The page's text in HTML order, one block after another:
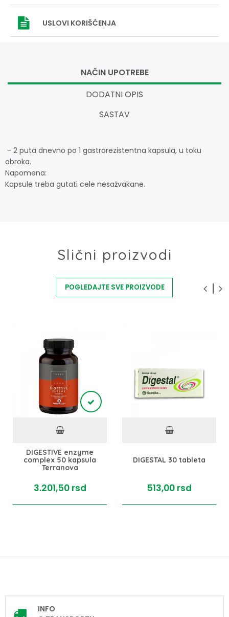
USLOVI KORIŠĆENJA
NAČIN UPOTREBE
DODATNI OPIS
SASTAV
- 2 puta dnevno po 1 gastrorezistentna kapsula, u toku
obroka.
Napomena:
Kapsule treba gutati cele nesažvakane.
Slični proizvodi
POGLEDAJTE SVE PROIZVODE
DIGESTIVE enzyme
complex 50 kapsula
Terranova
3.201,50 rsd
DIGESTAL 30 tableta
513,00 rsd
INFO